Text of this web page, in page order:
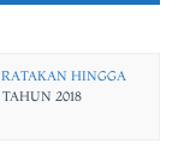
HINGGA
2018